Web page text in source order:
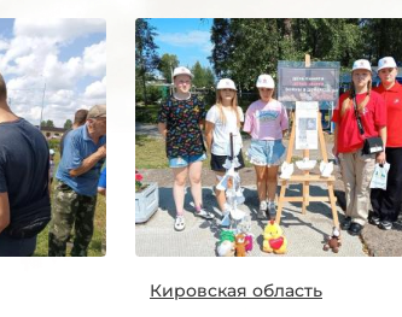
Кировская область